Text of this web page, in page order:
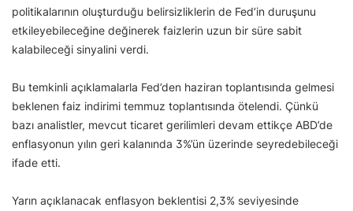
politikalarının oluşturduğu belirsizliklerin de Fed’in duruşunu
etkileyebileceğine değinerek faizlerin uzun bir süre sabit
kalabileceği sinyalini verdi.
Bu temkinli açıklamalarla Fed’den haziran toplantısında gelmesi
beklenen faiz indirimi temmuz toplantısında ötelendi. Çünkü
bazı analistler, mevcut ticaret gerilimleri devam ettikçe ABD’de
enflasyonun yılın geri kalanında 3%’ün üzerinde seyredebileceği
ifade etti.
Yarın açıklanacak enflasyon beklentisi 2,3% seviyesinde